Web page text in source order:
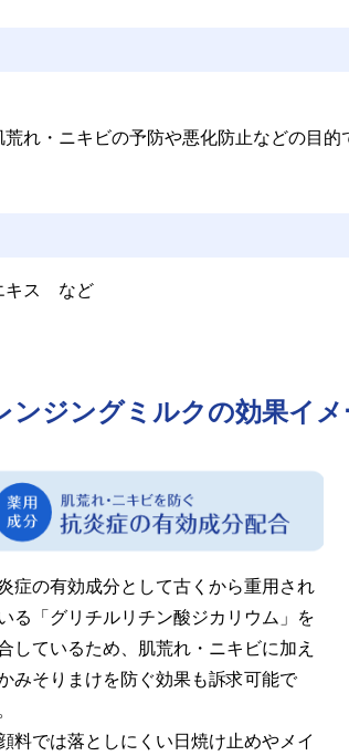
れ・ニキビの予防や悪化防止などの目
キス など
ンジングミルクの効果イ
症の有効成分として古くから重用され
る「グリチルリチン酸ジカリウム」を
しているため、肌荒れ・ニキビに加え
みそりまけを防ぐ効果も訴求可能で
料では落としにくい日焼け止めやメイ